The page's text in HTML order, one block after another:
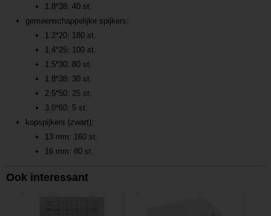
1.8*38: 40 st.
gemeenschappelijke spijkers:
1.2*20: 180 st.
1.4*25: 100 st.
1.5*30: 80 st.
1.8*38: 30 st.
2.5*50: 25 st.
3.0*60: 5 st.
kopspijkers (zwart):
13 mm: 160 st.
16 mm: 80 st.
Ook interessant